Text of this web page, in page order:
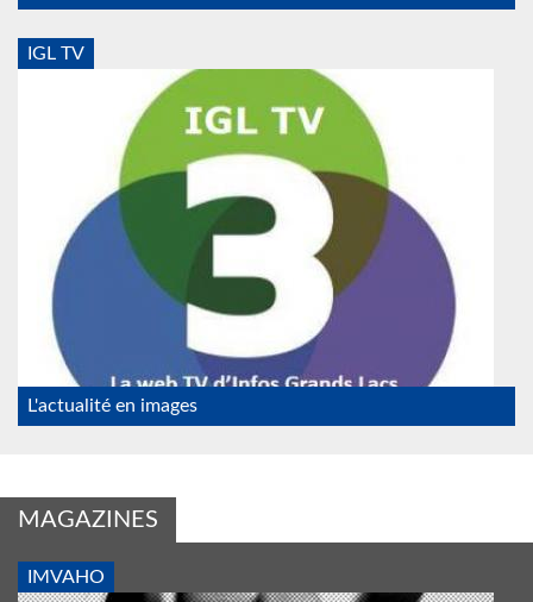
IGL TV
IGL_TV_psf.jpg
L'actualité en images
MAGAZINES
IMVAHO